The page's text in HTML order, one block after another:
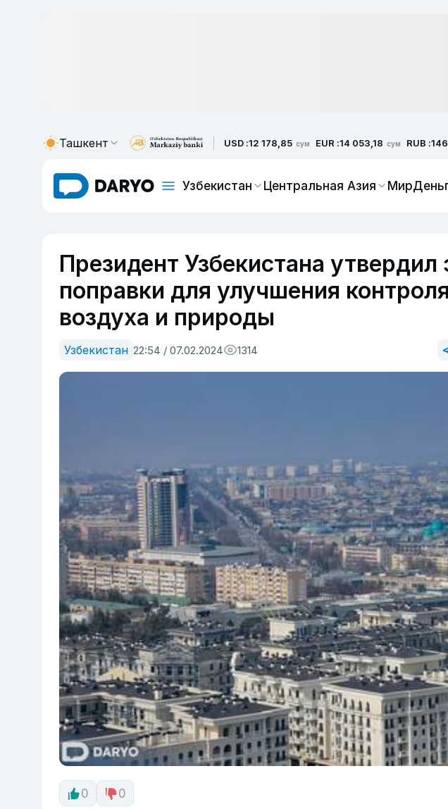
Ташкент USD :12 178,85 сум EUR :14 053,18 сум RUB :
Узбекистан Центральная Азия Мир
Президент Узбекистана утвердил
поправки для улучшения
воздуха и природы
Узбекистан 22:54 / 07.02.2024 1314
0 0